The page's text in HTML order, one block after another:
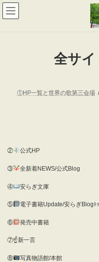
コ
ン
テ
ナ
ビ
ゲ
全サイ
①HP一覧と世界の歌第三会場
② 公式HP
③ 全新着NEWS/公式Blog
④ 安らぎ文庫
⑤ 電子書籍Update/安らぎBlogﾄｯ
⑥ 発売中書籍
⑦☝新一言
⑧ 写真物語館/本館